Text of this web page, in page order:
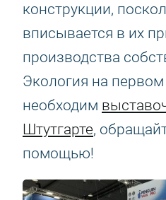
конструкции,
вписывается в их
производства
Экология на
необходим
Штутгарте,
помощью!